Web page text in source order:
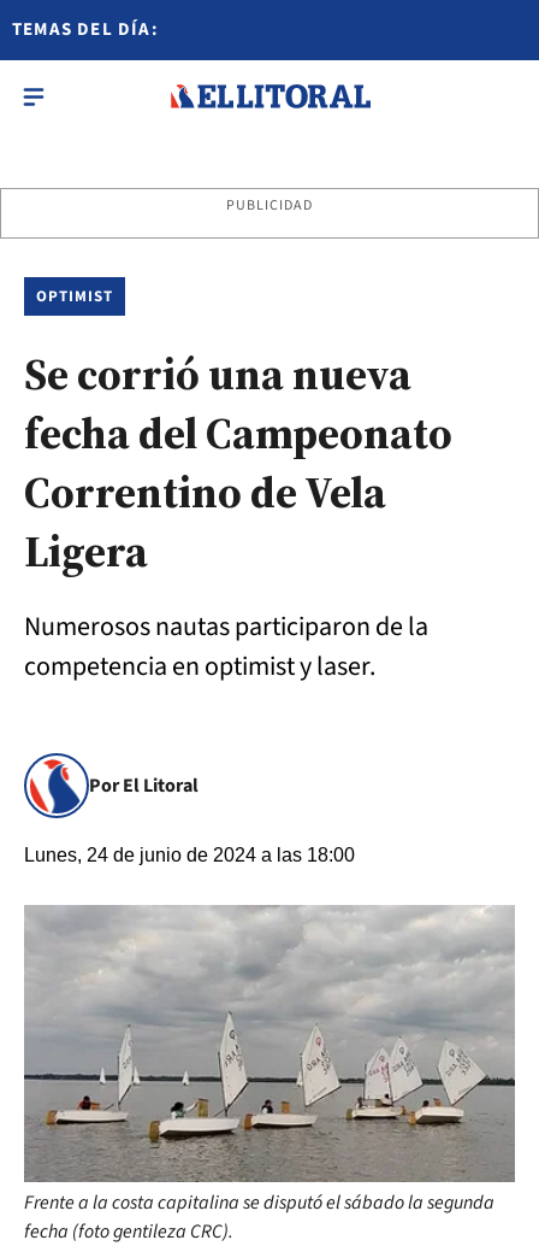
TEMAS DEL DÍA:
PUBLICIDAD
OPTIMIST
Se corrió una nueva
fecha del Campeonato
Correntino de Vela
Ligera
Numerosos nautas participaron de la
competencia en optimist y laser.
Por El Litoral
Lunes, 24 de junio de 2024 a las 18:00
Frente a la costa capitalina se disputó el sábado la segunda
fecha (foto gentileza CRC).